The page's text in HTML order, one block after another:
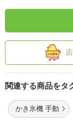
関連する商品をタ
かき氷機 手動